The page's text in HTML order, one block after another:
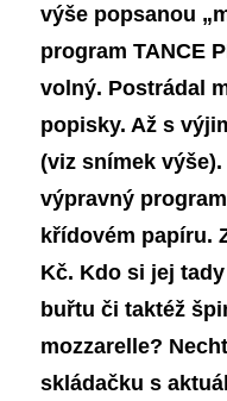
výše popsanou
program TANCE
volný. Postrádal
popisky. Až s
(viz snímek
výpravný
křídovém papíru.
Kč. Kdo si jej
buřtu či taktéž
mozzarelle?
skládačku s